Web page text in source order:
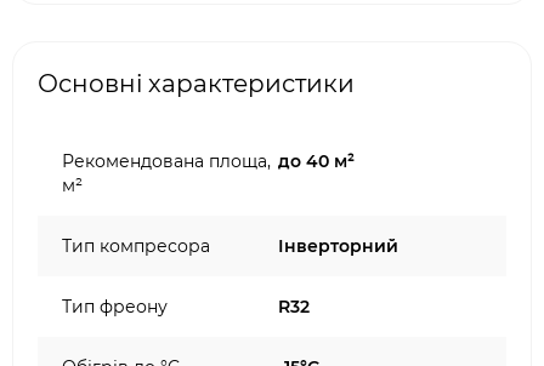
Основні характеристики
Рекомендована площа,
м²
до 40 м²
Тип компресора Інверторний
Тип фреону R32